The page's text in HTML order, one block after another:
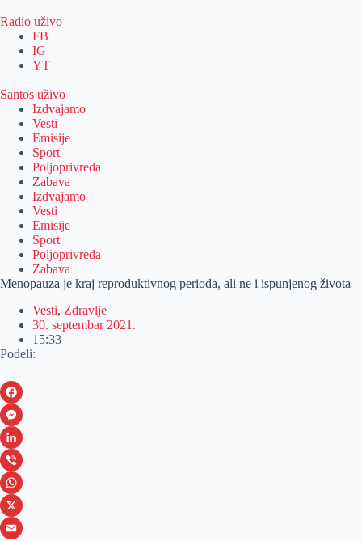
Radio uživo
FB
IG
YT
Santos uživo
Izdvajamo
Vesti
Emisije
Sport
Poljoprivreda
Zabava
Izdvajamo
Vesti
Emisije
Sport
Poljoprivreda
Zabava
Menopauza je kraj reproduktivnog perioda, ali ne i ispunjenog života
Vesti, Zdravlje
30. septembar 2021.
15:33
Podeli:
F
a
c
e
b
o
M
e
s
s
e
L
i
n
k
V
i
b
W
h
X